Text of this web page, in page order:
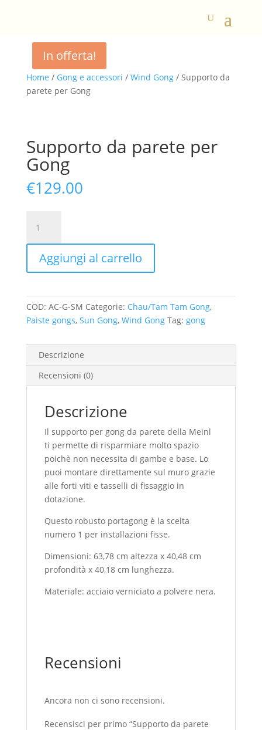
Home / Gong e accessori / Wind Gong/ Supporto da
parete per Gong
Supporto da parete per
Gong
€129.00
parete
Gong
Aggiungi al carrello
COD: AC-G-SM Categorie: Chau/Tam Tam Gong,
Paiste gongs, Sun Gong, Wind Gong Tag: gong
Descrizione
Recensioni (0)
Descrizione
Il supporto per gong da parete della Meinl
ti permette di risparmiare molto spazio
poichè non necessita di gambe e base. Lo
puoi montare direttamente sul muro grazie
alle forti viti e tasselli di fissaggio in
dotazione.
Questo robusto portagong è la scelta
numero 1 per installazioni fisse.
Dimensioni: 63,78 cm altezza x 40,48 cm
profondità x 40,18 cm lunghezza.
Materiale: acciaio verniciato a polvere nera.
Recensioni
Ancora non ci sono recensioni.
Recensisci per primo “Supporto da parete
In offerta!